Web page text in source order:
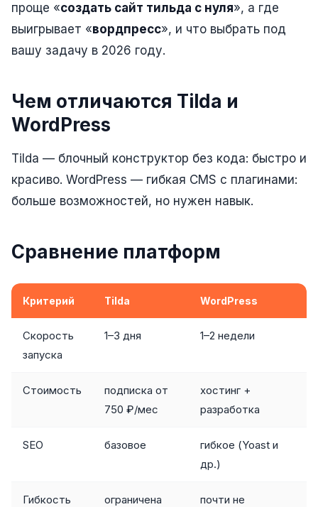
myTarget
Яндекс.Маркет
Ozon реклама
ТАРГЕТИРОВАННАЯ РЕКЛАМА
Реклама в VK
Реклама в Telegram
ИНТЕРНЕТ-МАГАЗИНЫ
Интеграции
проще «создать сайт тильда с нуля», а где
выигрывает «вордпресс», и что выбрать под
вашу задачу в 2026 году.
Чем отличаются Tilda и
WordPress
Tilda — блочный конструктор без кода: быстро и
красиво. WordPress — гибкая CMS с плагинами:
больше возможностей, но нужен навык.
Сравнение платформ
Критерий Tilda WordPress
Скорость
запуска
1–3 дня 1–2 недели
Стоимость
подписка от
750 ₽/мес
хостинг +
разработка
SEO базовое
гибкое (Yoast и
др.)
Гибкость
ограничена
почти не